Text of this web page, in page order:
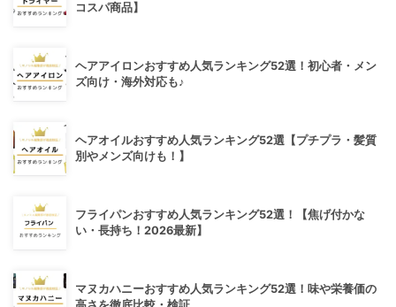
コスパ商品】
ヘアアイロンおすすめ人気ランキング52選！初心者・メン
ズ向け・海外対応も♪
ヘアオイルおすすめ人気ランキング52選【プチプラ・髪質
別やメンズ向けも！】
フライパンおすすめ人気ランキング52選！【焦げ付かな
い・長持ち！2026最新】
マヌカハニーおすすめ人気ランキング52選！味や栄養価の